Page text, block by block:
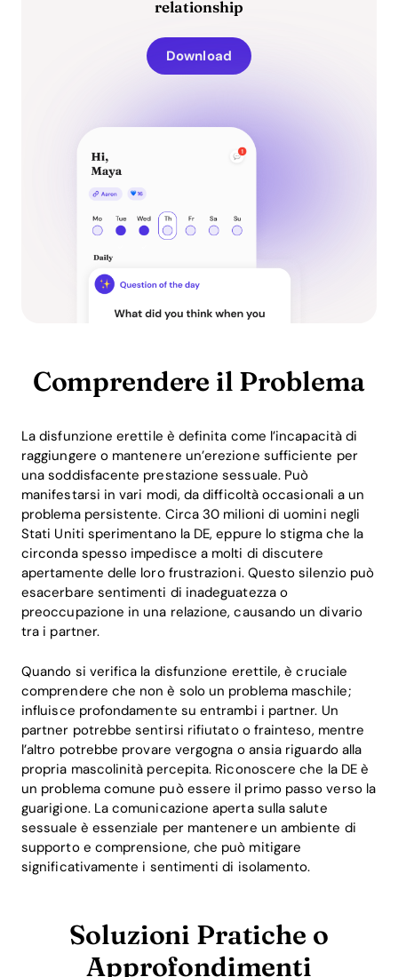
relationship
Download
Comprendere il Problema
La disfunzione erettile è definita come l’incapacità di
raggiungere o mantenere un’erezione sufficiente per
una soddisfacente prestazione sessuale. Può
manifestarsi in vari modi, da difficoltà occasionali a un
problema persistente. Circa 30 milioni di uomini negli
Stati Uniti sperimentano la DE, eppure lo stigma che la
circonda spesso impedisce a molti di discutere
apertamente delle loro frustrazioni. Questo silenzio può
esacerbare sentimenti di inadeguatezza o
preoccupazione in una relazione, causando un divario
tra i partner.
Quando si verifica la disfunzione erettile, è cruciale
comprendere che non è solo un problema maschile;
influisce profondamente su entrambi i partner. Un
partner potrebbe sentirsi rifiutato o frainteso, mentre
l’altro potrebbe provare vergogna o ansia riguardo alla
propria mascolinità percepita. Riconoscere che la DE è
un problema comune può essere il primo passo verso la
guarigione. La comunicazione aperta sulla salute
sessuale è essenziale per mantenere un ambiente di
supporto e comprensione, che può mitigare
significativamente i sentimenti di isolamento.
Soluzioni Pratiche o
Approfondimenti